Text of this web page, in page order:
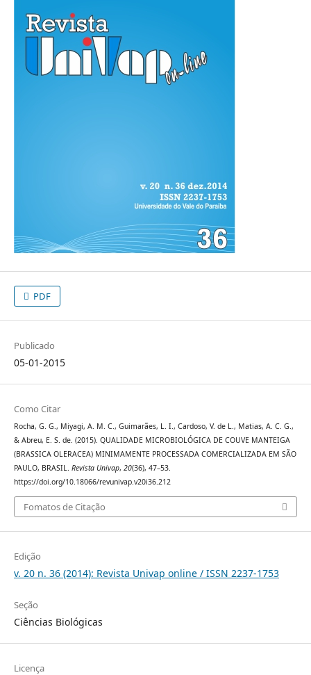
PDF
Publicado
05-01-2015
Como Citar
Rocha, G. G., Miyagi, A. M. C., Guimarães, L. I., Cardoso, V. de L., Matias, A. C. G.,
& Abreu, E. S. de. (2015). QUALIDADE MICROBIOLÓGICA DE COUVE MANTEIGA
(BRASSICA OLERACEA) MINIMAMENTE PROCESSADA COMERCIALIZADA EM SÃO
PAULO, BRASIL. Revista Univap, 20(36), 47–53.
https://doi.org/10.18066/revunivap.v20i36.212
Fomatos de Citação
Edição
v. 20 n. 36 (2014): Revista Univap online / ISSN 2237-1753
Seção
Ciências Biológicas
Licença